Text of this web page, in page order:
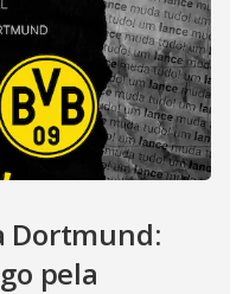
Dortmund:
pela